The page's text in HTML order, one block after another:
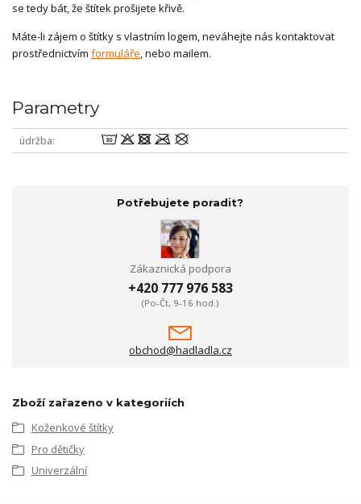
se tedy bát, že štítek prošijete křivě.
Máte-li zájem o štítky s vlastním logem, neváhejte nás kontaktovat
prostřednictvím formuláře, nebo mailem.
Parametry
údržba wodmU
Potřebujete poradit?
Zákaznická podpora
+420 777 976 583
(Po-Čt, 9-16 hod.)
obchod@hadladla.cz
Zboží zařazeno v kategoriích
Koženkové štítky
Pro dětičky
Univerzální